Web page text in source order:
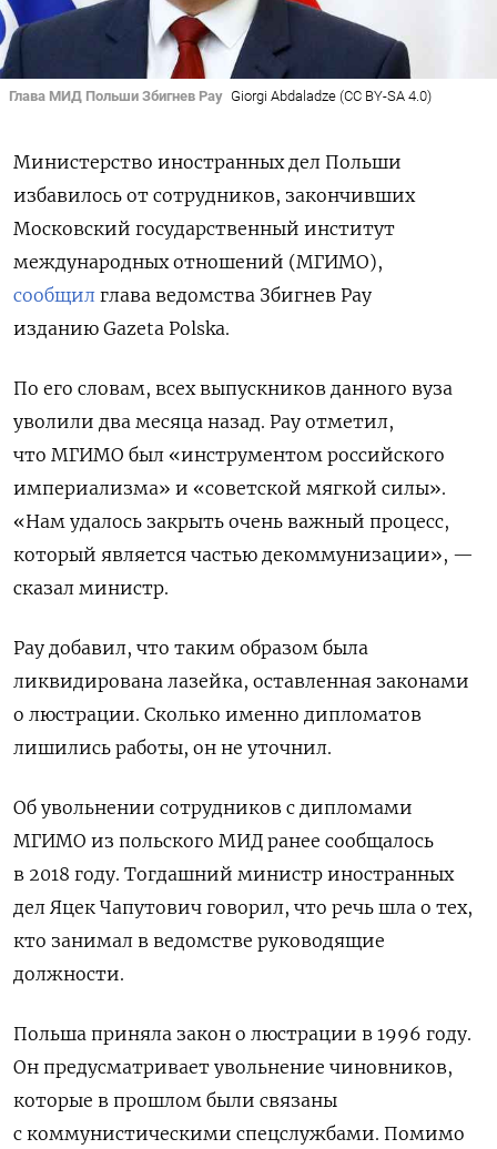
Глава МИД Польши Збигнев Рау Giorgi Abdaladze (CC BY-SA 4.0)
Министерство иностранных дел Польши
избавилось от сотрудников, закончивших
Московский государственный институт
международных отношений (МГИМО),
сообщил глава ведомства Збигнев Рау
изданию Gazeta Polska.
По его словам, всех выпускников данного вуза
уволили два месяца назад. Рау отметил,
что МГИМО был «инструментом российского
империализма» и «советской мягкой силы».
«Нам удалось закрыть очень важный процесс,
который является частью декоммунизации», —
сказал министр.
Рау добавил, что таким образом была
ликвидирована лазейка, оставленная законами
о люстрации. Сколько именно дипломатов
лишились работы, он не уточнил.
Об увольнении сотрудников с дипломами
МГИМО из польского МИД ранее сообщалось
в 2018 году. Тогдашний министр иностранных
дел Яцек Чапутович говорил, что речь шла о тех,
кто занимал в ведомстве руководящие
должности.
Польша приняла закон о люстрации в 1996 году.
Он предусматривает увольнение чиновников,
которые в прошлом были связаны
с коммунистическими спецслужбами. Помимо